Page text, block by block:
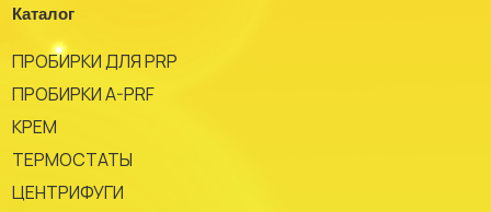
Каталог
ПРОБИРКИ ДЛЯ PRP
ПРОБИРКИ A-PRF
КРЕМ
ТЕРМОСТАТЫ
ЦЕНТРИФУГИ